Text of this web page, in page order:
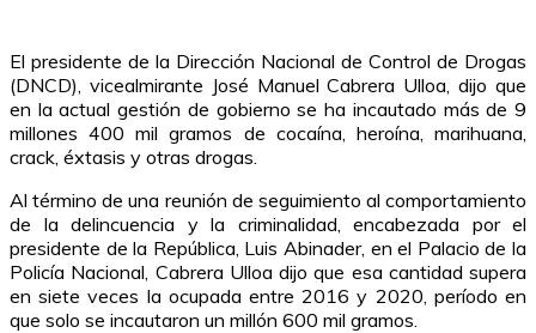
El presidente de la Dirección Nacional de Control de Drogas
(DNCD), vicealmirante José Manuel Cabrera Ulloa, dijo que
en la actual gestión de gobierno se ha incautado más de 9
millones 400 mil gramos de cocaína, heroína, marihuana,
crack, éxtasis y otras drogas.
Al término de una reunión de seguimiento al comportamiento
de la delincuencia y la criminalidad, encabezada por el
presidente de la República, Luis Abinader, en el Palacio de la
Policía Nacional, Cabrera Ulloa dijo que esa cantidad supera
en siete veces la ocupada entre 2016 y 2020, período en
que solo se incautaron un millón 600 mil gramos.